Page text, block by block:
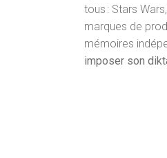
tous : Stars
marques de
mémoires
imposer son